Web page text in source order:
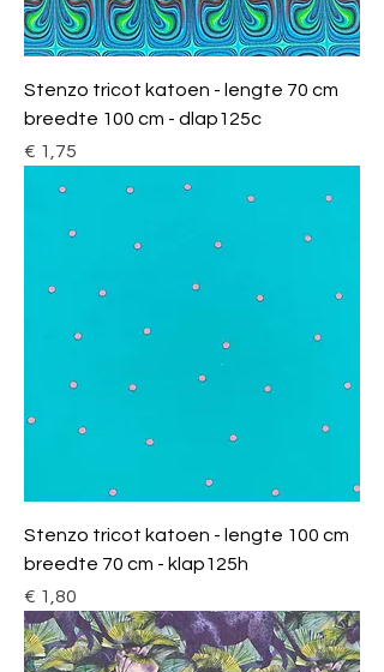
Stenzo tricot katoen - lengte 70 cm
breedte 100 cm - dlap125c
Prijs
€ 1,75
Stenzo tricot katoen - lengte 100 cm
breedte 70 cm - klap125h
Prijs
€ 1,80